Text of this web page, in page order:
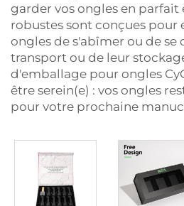
garder vos ongles en parfait
robustes sont conçues pour
ongles de s'abîmer ou de se
transport ou de leur
d'emballage pour ongles
être serein(e) : vos ongles
pour votre prochaine